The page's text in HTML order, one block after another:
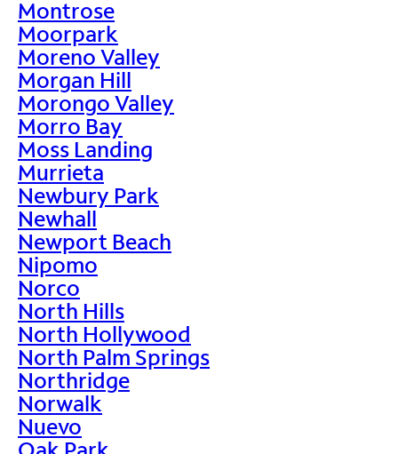
Montrose
Moorpark
Moreno Valley
Morgan Hill
Morongo Valley
Morro Bay
Moss Landing
Murrieta
Newbury Park
Newhall
Newport Beach
Nipomo
Norco
North Hills
North Hollywood
North Palm Springs
Northridge
Norwalk
Nuevo